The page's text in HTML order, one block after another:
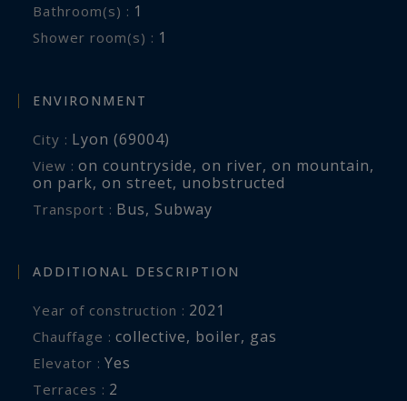
Bathroom(s) : 1
Shower room(s) : 1
ENVIRONMENT
City : Lyon (69004)
View : on countryside, on river, on mountain,
on park, on street, unobstructed
Transport : Bus, Subway
ADDITIONAL DESCRIPTION
Year of construction : 2021
Chauffage : collective, boiler, gas
Elevator : Yes
terraces : 2